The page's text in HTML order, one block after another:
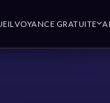
VOYANCE GRATUITE